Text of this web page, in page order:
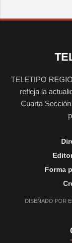
TELETIPO
refleja la
Cuarta
Forma
DISEÑADO POR